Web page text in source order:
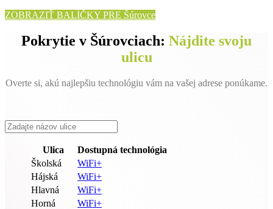
ZOBRAZIŤ BALÍČKY PRE Šúrovce
Pokrytie v Šúrovciach: Nájdite svoju
ulicu
Overte si, akú najlepšiu technológiu vám na vašej adrese ponúkame.
Ulica
Dostupná technológia
Školská
WiFi+
Hájská
WiFi+
Hlavná
WiFi+
Horná
WiFi+